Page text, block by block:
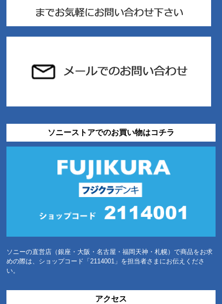
ソニーストアでのお買い物はコチラ
ソニーの直営店（銀座・大阪・名古屋・福岡天神・札幌）で商品をお求
めの際は、ショップコード「2114001」を担当者さまにお伝えくださ
い。
アクセス